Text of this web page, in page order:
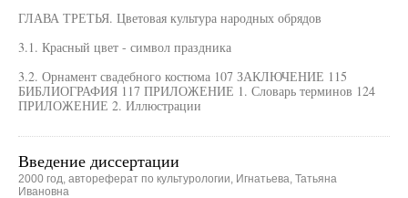
ГЛАВА ТРЕТЬЯ. Цветовая культура народных обрядов
3.1. Красный цвет - символ праздника
3.2. Орнамент свадебного костюма 107 ЗАКЛЮЧЕНИЕ 115
БИБЛИОГРАФИЯ 117 ПРИЛОЖЕНИЕ 1. Словарь терминов 124
ПРИЛОЖЕНИЕ 2. Иллюстрации
Введение диссертации
2000 год, автореферат по культурологии, Игнатьева, Татьяна
Ивановна